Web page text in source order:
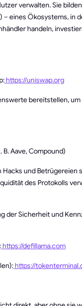
verwalten. Sie
– eines Ökosystems, in
handeln,
https://uniswap.org
bereitstellen, um
Aave, Compound)
Hacks und Betrügereien
des Protokolls
der Sicherheit und
https://defillama.com
https://